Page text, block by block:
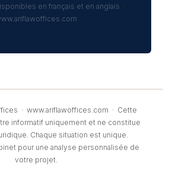
en français et en anglais ·
· www.ariflawoffices.com · Cette
informatif uniquement et ne constitue
Chaque situation est unique.
pour une analyse personnalisée de
votre projet.